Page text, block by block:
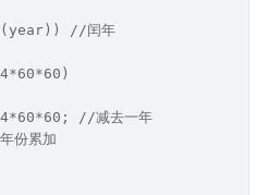
//闰年
//减去一年
份累加